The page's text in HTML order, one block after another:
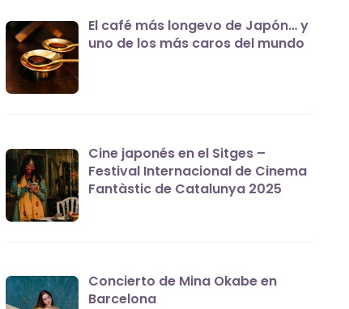
El café más longevo de Japón… y
uno de los más caros del mundo
Cine japonés en el Sitges –
Festival Internacional de Cinema
Fantàstic de Catalunya 2025
Concierto de Mina Okabe en
Barcelona